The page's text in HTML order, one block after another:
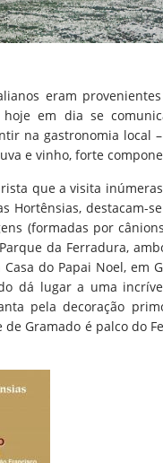
eram
em dia se
na gastronomia local
e vinho, forte
que a visita
Hortênsias,
(formadas por
da Ferradura,
do Papai Noel, em
dá lugar a uma
pela decoração
Gramado é palco do